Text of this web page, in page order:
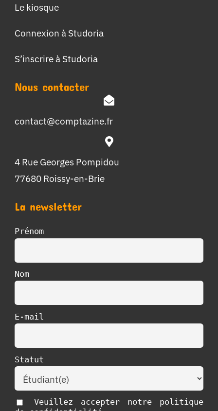
Le kiosque
Connexion à Studoria
S’inscrire à Studoria
Nous contacter
contact@comptazine.fr
4 Rue Georges Pompidou
77680 Roissy-en-Brie
La newsletter
Prénom
Nom
E-mail
Statut
Veuillez accepter notre politique